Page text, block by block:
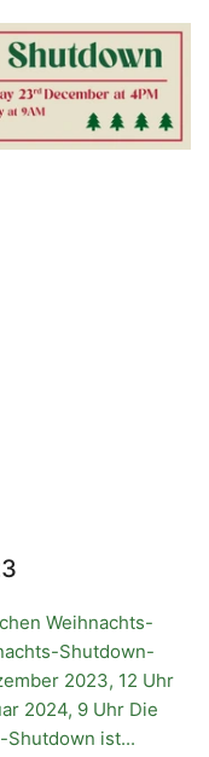
Weihnachts-
Shutdown-
2023, 12 Uhr
2024, 9 Uhr Die
Shutdown ist...